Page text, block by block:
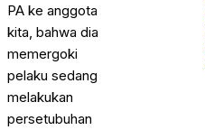
PA ke anggota
kita, bahwa dia
memergoki
pelaku sedang
melakukan
persetubuhan